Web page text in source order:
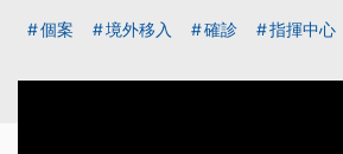
個案 境外移入 確診 指揮中心